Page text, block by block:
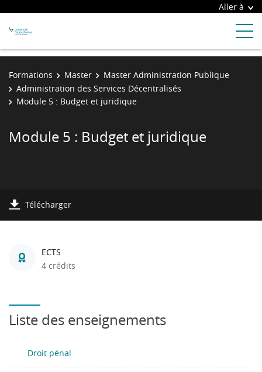
Aller à
Formations Master
Master Administration Publique
Administration des Services Décentralisés
Module 5 : Budget et juridique
Module 5 : Budget et juridique
Télécharger
ECTS
4 crédits
Liste des enseignements
Droit pénal